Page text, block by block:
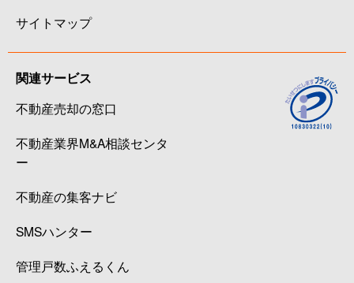
サイトマップ
関連サービス
不動産売却の窓口
不動産業界M&A相談センタ
ー
不動産の集客ナビ
SMSハンター
管理戸数ふえるくん